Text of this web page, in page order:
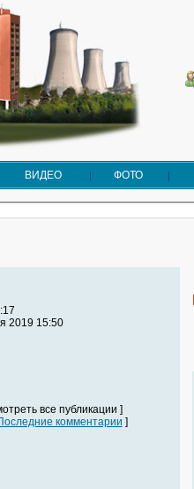
ВИДЕО ФОТО
2019 15:50
все публикации ]
комментарии ]